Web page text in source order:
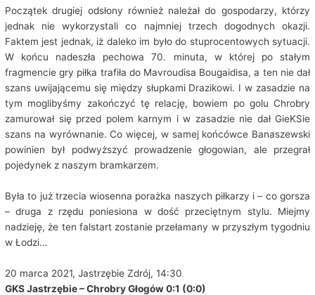
Początek drugiej odsłony również należał do gospodarzy, którzy
jednak nie wykorzystali co najmniej trzech dogodnych okazji.
Faktem jest jednak, iż daleko im było do stuprocentowych sytuacji.
W końcu nadeszła pechowa 70. minuta, w której po stałym
fragmencie gry piłka trafiła do Mavroudisa Bougaidisa, a ten nie dał
szans uwijającemu się między słupkami Drazikowi. I w zasadzie na
tym moglibyśmy zakończyć tę relację, bowiem po golu Chrobry
zamurował się przed polem karnym i w zasadzie nie dał GieKSie
szans na wyrównanie. Co więcej, w samej końcówce Banaszewski
powinien był podwyższyć prowadzenie głogowian, ale przegrał
pojedynek z naszym bramkarzem.
Była to już trzecia wiosenna porażka naszych piłkarzy i – co gorsza
– druga z rzędu poniesiona w dość przeciętnym stylu. Miejmy
nadzieję, że ten falstart zostanie przełamany w przyszłym tygodniu
w Łodzi…
20 marca 2021, Jastrzębie Zdrój, 14:30
GKS Jastrzębie – Chrobry Głogów 0:1 (0:0)